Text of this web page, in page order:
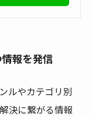
報を発信
ルやカテゴリ別
決に繋がる情報